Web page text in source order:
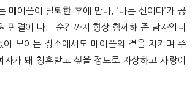
메이플이 탈퇴한 후에 만나, ‘나는 신이다’가 공
판결이 나는 순간까지 항상 함께해 준 남자입니
어 보이는 장소에서도 메이플의 곁을 지키며 주
자가 돼 청혼받고 싶을 정도로 자상하고 사랑이